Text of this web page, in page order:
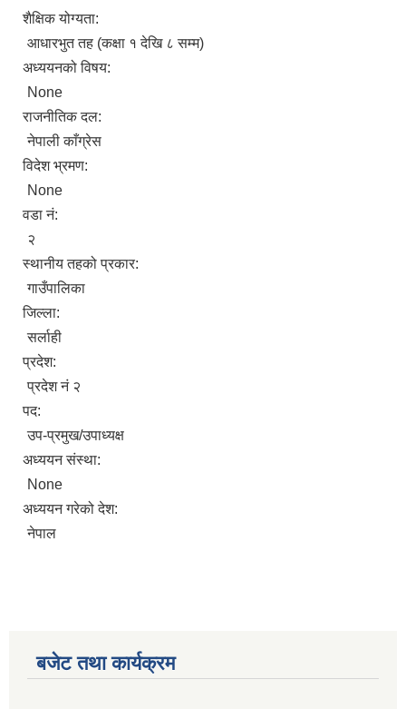
शैक्षिक योग्यता:
आधारभुत तह (कक्षा १ देखि ८ सम्म)
अध्ययनको विषय:
None
राजनीतिक दल:
नेपाली काँग्रेस
विदेश भ्रमण:
None
वडा नं:
२
स्थानीय तहको प्रकार:
गाउँपालिका
जिल्ला:
सर्लाही
प्रदेश:
प्रदेश नं २
पद:
उप-प्रमुख/उपाध्यक्ष
अध्ययन संस्था:
None
अध्ययन गरेको देश:
नेपाल
बजेट तथा कार्यक्रम